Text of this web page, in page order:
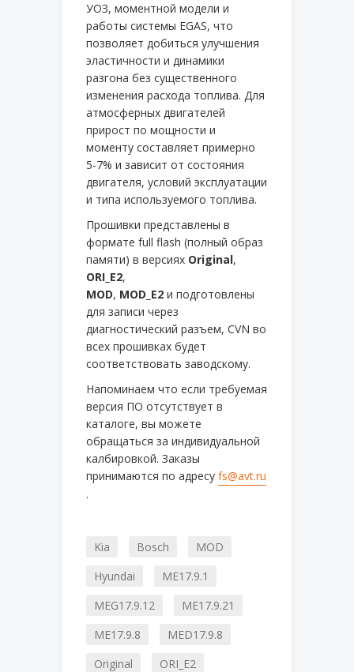
УОЗ, моментной модели и
работы системы EGAS, что
позволяет добиться улучшения
эластичности и динамики
разгона без существенного
изменения расхода топлива. Для
атмосферных двигателей
прирост по мощности и
моменту составляет примерно
5-7% и зависит от состояния
двигателя, условий эксплуатации
и типа используемого топлива.
Прошивки представлены в
формате full flash (полный образ
памяти) в версиях Original,
ORI_E2,
MOD, MOD_E2 и подготовлены
для записи через
диагностический разъем, CVN во
всех прошивках будет
соответствовать заводскому.
Напоминаем что если требуемая
версия ПО отсутствует в
каталоге, вы можете
обращаться за индивидуальной
калбировкой. Заказы
принимаются по адресу fs@avt.ru
.
Kia Bosch
MOD
Hyundai
ME17.9.1
MEG17.9.12
ME17.9.21
ME17.9.8
MED17.9.8
Original
ORI_E2